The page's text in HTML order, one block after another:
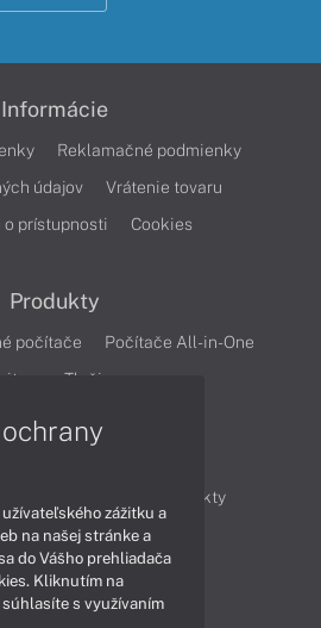
Informácie
Reklamačné podmienky
údajov
Vrátenie tovaru
o prístupnosti
Cookies
Produkty
počítače
Počítače All-in-One
Tlačiarne
Produkty
Videá
Obsah
zážitku a
na našej stránke a
do Vášho prehliadača
Kliknutím na
s využívaním